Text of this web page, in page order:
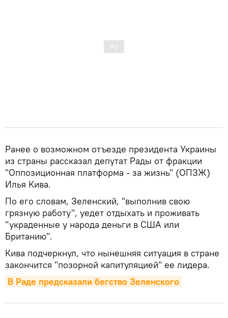
Ранее о возможном отъезде президента Украины
из страны рассказал депутат Рады от фракции
"Оппозиционная платформа - за жизнь" (ОПЗЖ)
Илья Кива.
По его словам, Зеленский, "выполнив свою
грязную работу", уедет отдыхать и проживать
"украденные у народа деньги в США или
Британию".
Кива подчеркнул, что нынешняя ситуация в стране
закончится "позорной капитуляцией" ее лидера.
В Раде предсказали бегство Зеленского